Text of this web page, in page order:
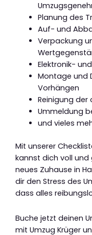
Planung des
Auf- und
Verpackung
Elektronik-
Montage und
Vorhängen
Reinigung der
Ummeldung
und vieles
Mit unserer
kannst dich voll
neues Zuhause in
dir den Stress des
dass alles
Buche jetzt deinen
mit Umzug Krüger